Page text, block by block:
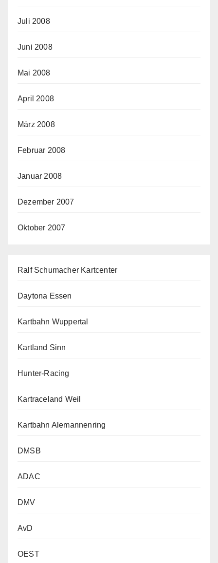
Juli 2008
Juni 2008
Mai 2008
April 2008
März 2008
Februar 2008
Januar 2008
Dezember 2007
Oktober 2007
Ralf Schumacher Kartcenter
Daytona Essen
Kartbahn Wuppertal
Kartland Sinn
Hunter-Racing
Kartraceland Weil
Kartbahn Alemannenring
DMSB
ADAC
DMV
AvD
OEST